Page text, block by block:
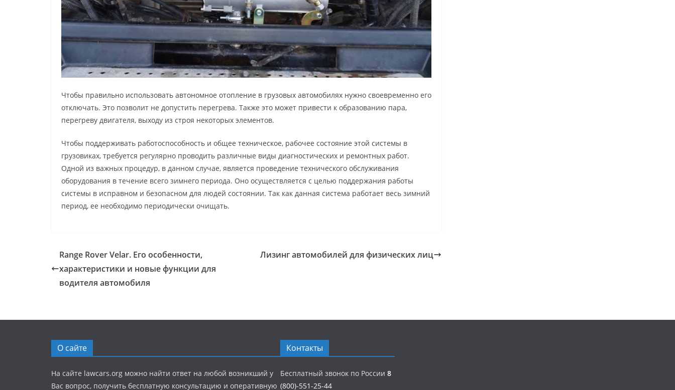
Чтобы правильно использовать автономное отопление в грузовых автомобилях нужно своевременно его
отключать. Это позволит не допустить перегрева. Также это может привести к образованию пара,
перегреву двигателя, выходу из строя некоторых элементов.
Чтобы поддерживать работоспособность и общее техническое, рабочее состояние этой системы в
грузовиках, требуется регулярно проводить различные виды диагностических и ремонтных работ.
Одной из важных процедур, в данном случае, является проведение технического обслуживания
оборудования в течение всего зимнего периода. Оно осуществляется с целью поддержания работы
системы в исправном и безопасном для людей состоянии. Так как данная система работает весь зимний
период, ее необходимо периодически очищать.
Range Rover Velar. Его особенности,
характеристики и новые функции для
водителя автомобиля
Лизинг автомобилей для физических лиц
О сайте
На сайте lawcars.org можно найти ответ на любой возникший у
Вас вопрос, получить бесплатную консультацию и оперативную
Контакты
Бесплатный звонок по России 8
(800)-551-25-44